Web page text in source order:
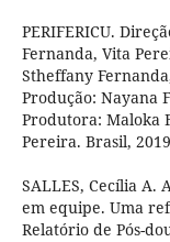
PERIFERICU.
Fernanda, Vita
Stheffany
Produção: Nayana
Produtora: Maloka
Pereira. Brasil,
SALLES, Cecília A.
em equipe. Uma
Relatório de Pós-